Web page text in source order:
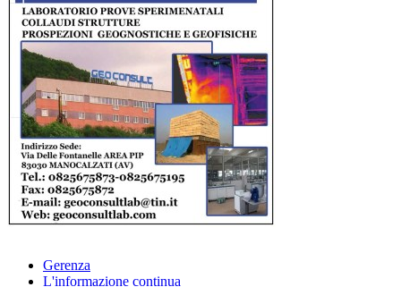
Gerenza
L'informazione continua